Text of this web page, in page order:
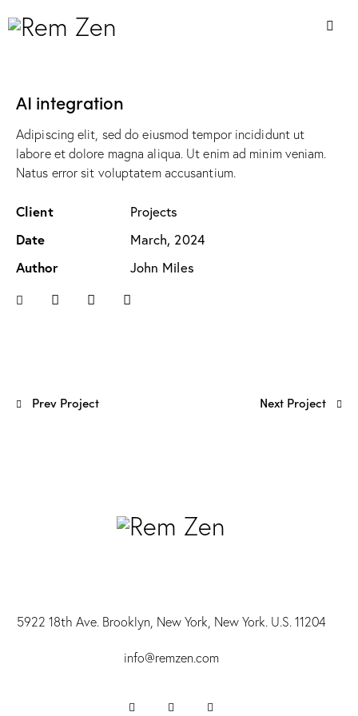
AI integration
Adipiscing elit, sed do eiusmod tempor incididunt ut
labore et dolore magna aliqua. Ut enim ad minim veniam.
Natus error sit voluptatem accusantium.
Client
Projects
Date
March, 2024
Author
John Miles
Prev Project Next Project
5922 18th Ave. Brooklyn, New York, New York. U.S. 11204
info@remzen.com